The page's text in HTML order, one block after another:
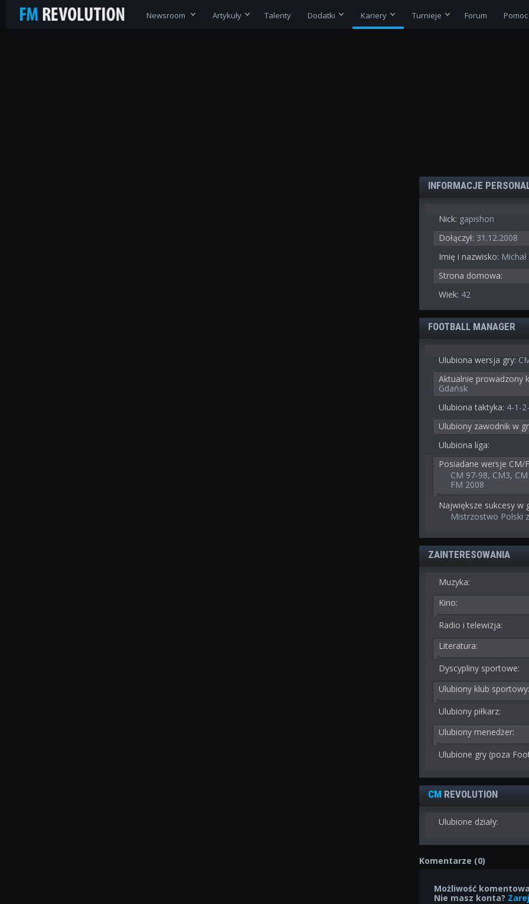
Newsroom Artykuły Talenty Dodatki Kariery Turnieje Forum Pomoc
INFORMACJE
Nick: gapishon
Dołączył: 31.12.2008
Imię i nazwisko: Michał
Strona domowa:
Wiek: 42
FOOTBALL MANAGER
Ulubiona wersja gry:
Aktualnie prowadzony
Gdańsk
Ulubiona taktyka: 4-1-
Ulubiony zawodnik w
Ulubiona liga:
Posiadane wersje CM/
CM 97-98, CM3,
FM 2008
Największe sukcesy w
Mistrzostwo Polski
ZAINTERESOWANIA
Muzyka:
Kino:
Radio i telewizja:
Literatura:
Dyscypliny sportowe:
Ulubiony klub
Ulubiony piłkarz:
Ulubiony menedżer:
Ulubione gry (poza
CM REVOLUTION
Ulubione działy:
Komentarze (0)
Możliwość
Nie masz konta?